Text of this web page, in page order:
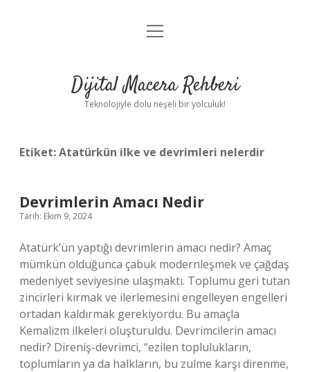
Anasayfa
Yasal Uyarı
menüyü
Dijital Macera Rehberi
Teknolojiyle dolu neşeli bir yolculuk!
Etiket:Atatürkün ilke ve devrimleri nelerdir
Devrimlerin Amacı Nedir
Tarih: Ekim 9, 2024
Atatürk’ün yaptığı devrimlerin amacı nedir? Amaç
mümkün olduğunca çabuk modernleşmek ve çağdaş
medeniyet seviyesine ulaşmaktı. Toplumu geri tutan
zincirleri kırmak ve ilerlemesini engelleyen engelleri
ortadan kaldırmak gerekiyordu. Bu amaçla
Kemalizm ilkeleri oluşturuldu. Devrimcilerin amacı
nedir? Direniş-devrimci, “ezilen toplulukların,
toplumların ya da halkların, bu zulme karşı direnme,